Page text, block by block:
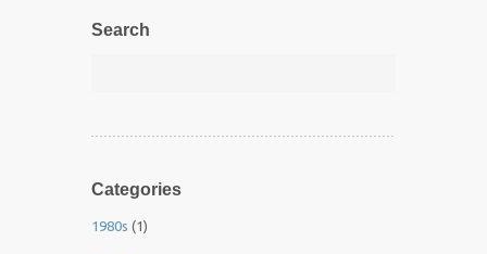
Search
Categories
1980s (1)